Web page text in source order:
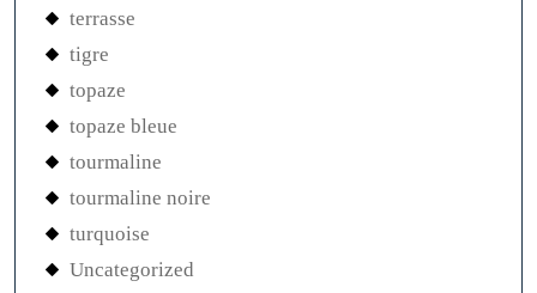
terrasse
tigre
topaze
topaze bleue
tourmaline
tourmaline noire
turquoise
Uncategorized